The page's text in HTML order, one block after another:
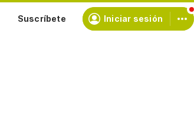
Suscríbete Iniciar sesión